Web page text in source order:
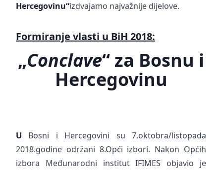
Hercegovinu“izdvajamo najvažnije dijelove.
Formiranje vlasti u BiH 2018:
„Conclave“ za Bosnu i
Hercegovinu
U Bosni i Hercegovini su 7.oktobra/listopada
2018.godine održani 8.Opći izbori. Nakon Općih
izbora Međunarodni institut IFIMES objavio je